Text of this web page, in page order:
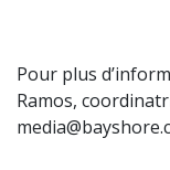
Pour plus
Ramos,